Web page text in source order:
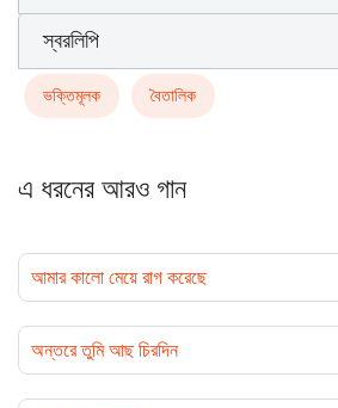
স্বরলিপি
ভক্তিমূলক বৈতালিক
এ ধরনের আরও গান
আমার কালো মেয়ে রাগ করেছে
অন্তরে তুমি আছ চিরদিন